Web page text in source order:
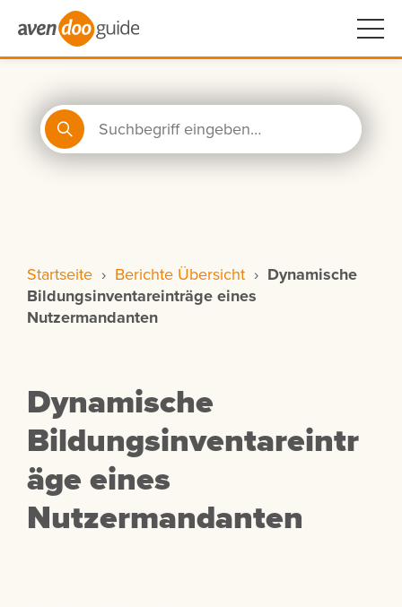
Startseite › Berichte Übersicht › Dynamische
Bildungsinventareinträge eines
Nutzermandanten
Dynamische
Bildungsinventareintr
äge eines
Nutzermandanten